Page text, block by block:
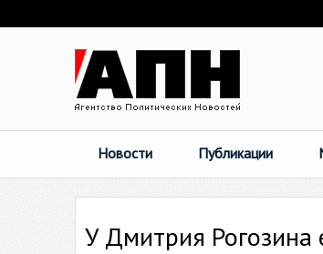
Новости Публикации
У Дмитрия Рогозина